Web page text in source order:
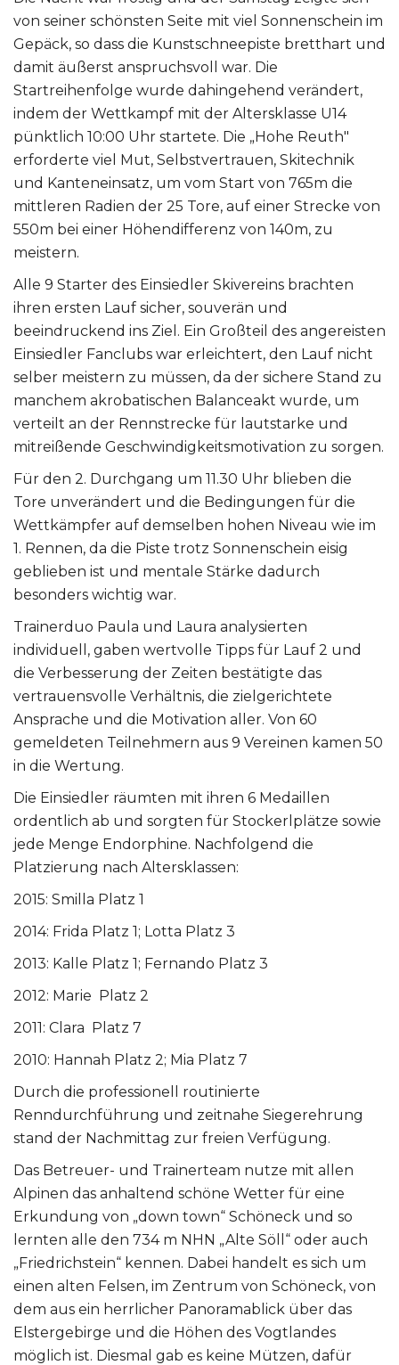
von seiner schönsten Seite mit viel Sonnenschein im
Gepäck, so dass die Kunstschneepiste bretthart und
damit äußerst anspruchsvoll war. Die
Startreihenfolge wurde dahingehend verändert,
indem der Wettkampf mit der Altersklasse U14
pünktlich 10:00 Uhr startete. Die „Hohe Reuth"
erforderte viel Mut, Selbstvertrauen, Skitechnik
und Kanteneinsatz, um vom Start von 765m die
mittleren Radien der 25 Tore, auf einer Strecke von
550m bei einer Höhendifferenz von 140m, zu
meistern.
Alle 9 Starter des Einsiedler Skivereins brachten
ihren ersten Lauf sicher, souverän und
beeindruckend ins Ziel. Ein Großteil des angereisten
Einsiedler Fanclubs war erleichtert, den Lauf nicht
selber meistern zu müssen, da der sichere Stand zu
manchem akrobatischen Balanceakt wurde, um
verteilt an der Rennstrecke für lautstarke und
mitreißende Geschwindigkeitsmotivation zu sorgen.
Für den 2. Durchgang um 11.30 Uhr blieben die
Tore unverändert und die Bedingungen für die
Wettkämpfer auf demselben hohen Niveau wie im
1. Rennen, da die Piste trotz Sonnenschein eisig
geblieben ist und mentale Stärke dadurch
besonders wichtig war.
Trainerduo Paula und Laura analysierten
individuell, gaben wertvolle Tipps für Lauf 2 und
die Verbesserung der Zeiten bestätigte das
vertrauensvolle Verhältnis, die zielgerichtete
Ansprache und die Motivation aller. Von 60
gemeldeten Teilnehmern aus 9 Vereinen kamen 50
in die Wertung.
Die Einsiedler räumten mit ihren 6 Medaillen
ordentlich ab und sorgten für Stockerlplätze sowie
jede Menge Endorphine. Nachfolgend die
Platzierung nach Altersklassen:
2015: Smilla Platz 1
2014: Frida Platz 1; Lotta Platz 3
2013: Kalle Platz 1; Fernando Platz 3
2012: Marie Platz 2
2011: Clara Platz 7
2010: Hannah Platz 2; Mia Platz 7
Durch die professionell routinierte
Renndurchführung und zeitnahe Siegerehrung
stand der Nachmittag zur freien Verfügung.
Das Betreuer- und Trainerteam nutze mit allen
Alpinen das anhaltend schöne Wetter für eine
Erkundung von „down town“ Schöneck und so
lernten alle den 734 m NHN „Alte Söll“ oder auch
„Friedrichstein“ kennen. Dabei handelt es sich um
einen alten Felsen, im Zentrum von Schöneck, von
dem aus ein herrlicher Panoramablick über das
Elstergebirge und die Höhen des Vogtlandes
möglich ist. Diesmal gab es keine Mützen, dafür